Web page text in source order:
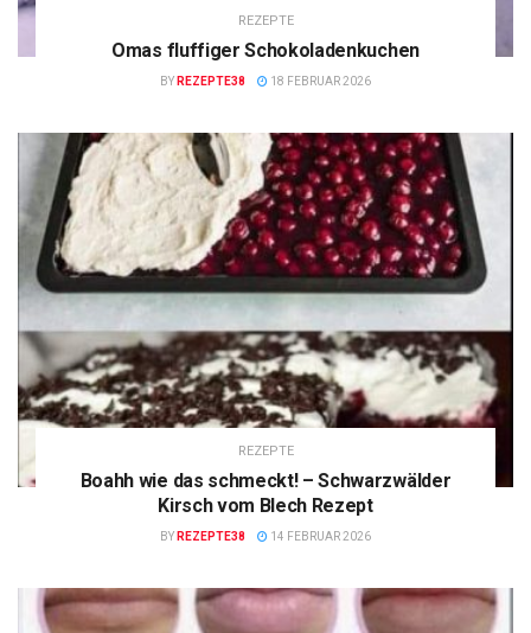
REZEPTE
Omas fluffiger Schokoladenkuchen
BY REZEPTE38 18 FEBRUAR 2026
REZEPTE
Boahh wie das schmeckt! – Schwarzwälder
Kirsch vom Blech Rezept
BY REZEPTE38 14 FEBRUAR 2026